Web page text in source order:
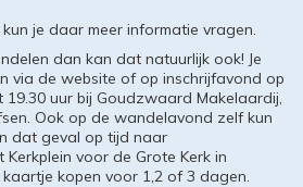
je daar meer informatie vragen.
dan kan dat natuurlijk ook! Je
via de website of op inschrijfavond op
19.30 uur bij Goudzwaard Makelaardij,
Ook op de wandelavond zelf kun
dat geval op tijd naar
voor de Grote Kerk in
kopen voor 1,2 of 3 dagen.